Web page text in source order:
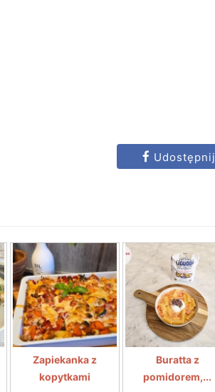
Udostępnij
Zapiekanka z
kopytkami
Buratta z
pomidorem,...